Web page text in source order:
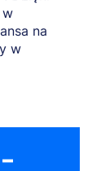
w
na
w